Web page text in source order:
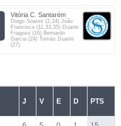
Vitória C. Santarém
Diogo Soares (2,24) João
Francisco (11,33,35) Duarte
Fragoso (16) Bernardo
Garcia (24) Tomás Duarte
(27)
J V E D PTS